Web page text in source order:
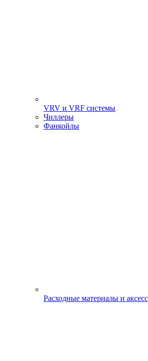
VRV и VRF системы
Чиллеры
Фанкойлы
Расходные материалы и